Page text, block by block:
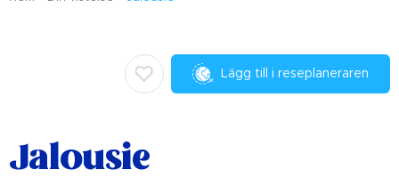
Lägg till i reseplaneraren
Jalousie